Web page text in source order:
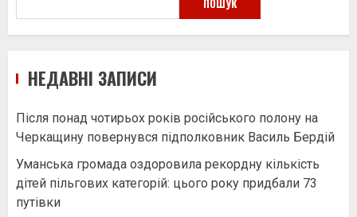
ПОШУК
НЕДАВНІ ЗАПИСИ
Після понад чотирьох років російського полону на
Черкащину повернувся підполковник Василь Бердій
Уманська громада оздоровила рекордну кількість
дітей пільгових категорій: цього року придбали 73
путівки